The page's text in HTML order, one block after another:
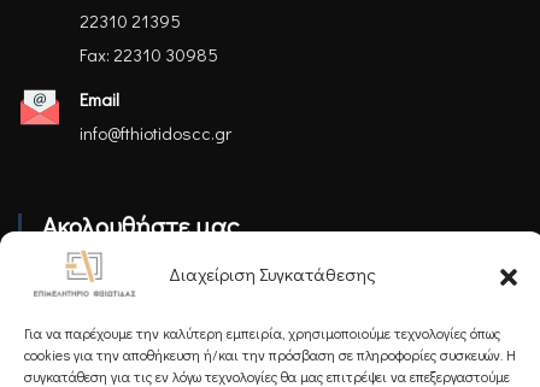
Διαχείριση Συγκατάθεσης
Για να παρέχουμε την καλύτερη εμπειρία, χρησιμοποιούμε τεχνολογίες όπως
cookies για την αποθήκευση ή/και την πρόσβαση σε πληροφορίες συσκευών. Η
συγκατάθεση για τις εν λόγω τεχνολογίες θα μας επιτρέψει να επεξεργαστούμε
22310 21395
Fax: 22310 30985
Email
info@fthiotidoscc.gr
Ακολουθήστε μας